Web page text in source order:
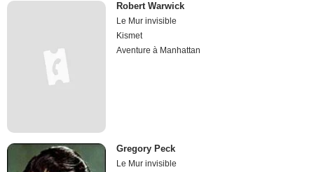
Robert Warwick
Le Mur invisible
Kismet
Aventure à Manhattan
Gregory Peck
Le Mur invisible